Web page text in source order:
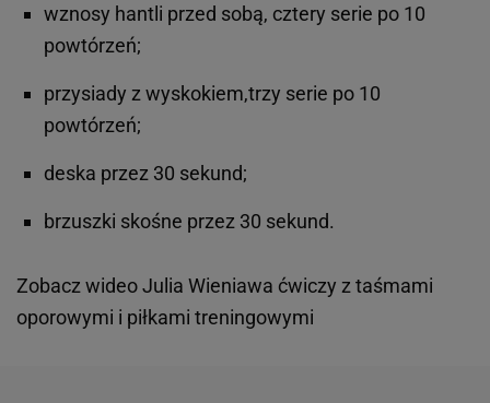
wznosy hantli przed sobą, cztery serie po 10
powtórzeń;
przysiady z wyskokiem,trzy serie po 10
powtórzeń;
deska przez 30 sekund;
brzuszki skośne przez 30 sekund.
Zobacz wideoJulia Wieniawa ćwiczy z taśmami
oporowymi i piłkami treningowymi